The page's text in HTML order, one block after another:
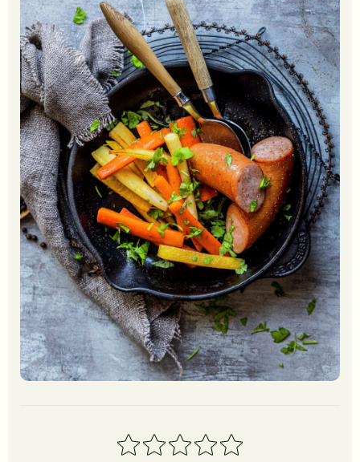
1
stjerner
2
stjerner
3
stjerner
4
stjerner
5
stjerner